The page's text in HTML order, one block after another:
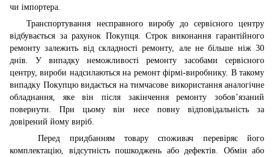
чи імпортера.
Транспортування несправного виробу до сервісного центру
відбувається за рахунок Покупця. Строк виконання гарантійного
ремонту залежить від складності ремонту, але не більше ніж 30
днів. У випадку неможливості ремонту засобами сервісного
центру, вироби надсилаються на ремонт фірмі-виробнику. В такому
випадку Покупцю видається на тимчасове використання аналогічне
обладнання, яке він після закінчення ремонту зобов’язаний
повернути. При цьому він несе повну відповідальність за
довірений йому виріб.
Перед придбанням товару споживач перевіряє його
комплектацію, відсутність пошкоджень або дефектів. Обмін або